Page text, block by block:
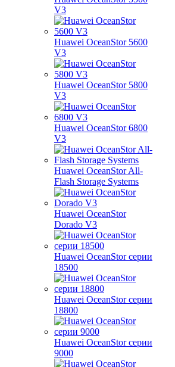
V3
Huawei OceanStor 5600
V3
Huawei OceanStor 5800
V3
Huawei OceanStor 6800
V3
Huawei OceanStor All-
Flash Storage Systems
Huawei OceanStor
Dorado V3
Huawei OceanStor серии
18500
Huawei OceanStor серии
18800
Huawei OceanStor серии
9000